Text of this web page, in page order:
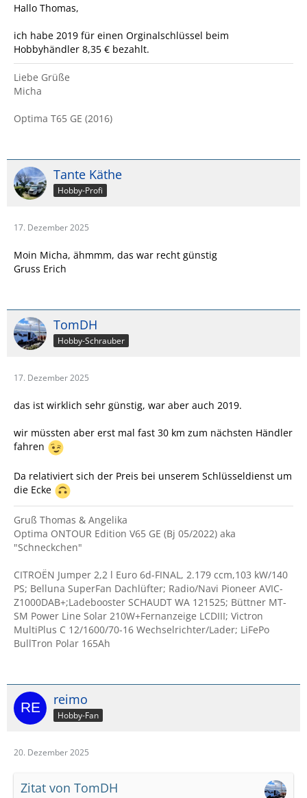
Hallo Thomas,
ich habe 2019 für einen Orginalschlüssel beim
Hobbyhändler 8,35 € bezahlt.
Liebe Grüße
Micha
Optima T65 GE (2016)
Tante Käthe
Hobby-Profi
17. Dezember 2025
Moin Micha, ähmmm, das war recht günstig
Gruss Erich
TomDH
Hobby-Schrauber
17. Dezember 2025
das ist wirklich sehr günstig, war aber auch 2019.
wir müssten aber erst mal fast 30 km zum nächsten Händler
fahren
Da relativiert sich der Preis bei unserem Schlüsseldienst um
die Ecke
Gruß Thomas & Angelika
Optima ONTOUR Edition V65 GE (Bj 05/2022) aka
"Schneckchen"
CITROËN Jumper 2,2 l Euro 6d-FINAL, 2.179 ccm,103 kW/140
PS; Belluna SuperFan Dachlüfter; Radio/Navi Pioneer AVIC-
Z1000DAB+;Ladebooster SCHAUDT WA 121525; Büttner MT-
SM Power Line Solar 210W+Fernanzeige LCDIII; Victron
MultiPlus C 12/1600/70-16 Wechselrichter/Lader; LiFePo
BullTron Polar 165Ah
reimo
Hobby-Fan
20. Dezember 2025
Zitat von TomDH